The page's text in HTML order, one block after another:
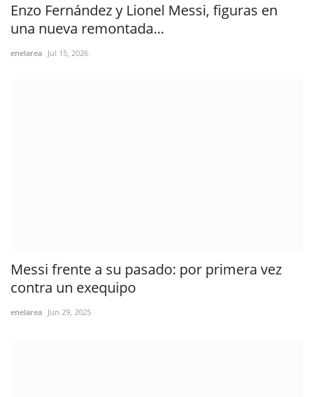
Enzo Fernández y Lionel Messi, figuras en
una nueva remontada...
enelarea Jul 15, 2026
Messi frente a su pasado: por primera vez
contra un exequipo
enelarea Jun 29, 2025